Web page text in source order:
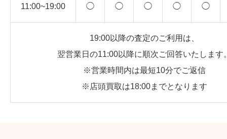
11:00~19:00 ◯ ◯ ◯ ◯ ◯
19:00以降の査定のご利用は、
翌営業日の11:00以降に順次ご回答いたします
※営業時間内は最短10分でご返信
※店頭買取は18:00までとなります